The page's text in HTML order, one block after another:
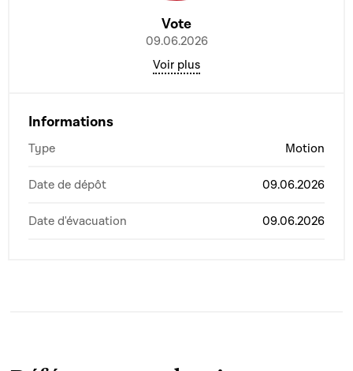
Vote
09.06.2026
Voir plus
Informations
Type Motion
Date de dépôt 09.06.2026
Date d'évacuation 09.06.2026